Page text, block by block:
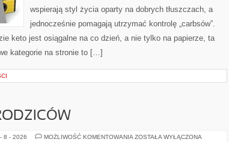
wspierają styl życia oparty na dobrych tłuszczach, a
jednocześnie pomagają utrzymać kontrolę „carbsów”.
keto jest osiągalne na co dzień, a nie tylko na papierze, ta
kategorie na stronie to […]
8 - 2026 MOŻLIWOŚĆ KOMENTOWANIA PORADY
ZOSTAŁA WYŁĄCZONA